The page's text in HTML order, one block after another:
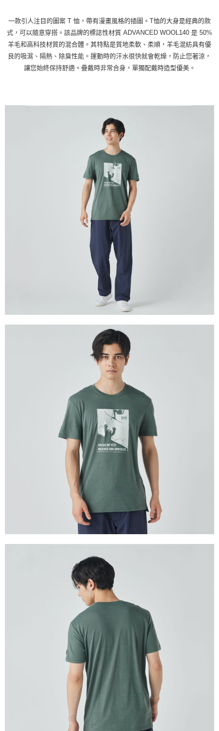
每筆NT$100，滿NT$2,000(含以上)免運費
一般7-11取貨
每筆NT$100
7-11超取(2000以上免運)
每筆NT$100，滿NT$2,000(含以上)免運費
一款引人注目的圖案 T 恤，帶有漫畫風格的插圖。T恤的大身是經典的款
式，可以隨意穿搭。該品牌的標誌性材質 ADVANCED WOOL140 是 50%
羊毛和高科技材質的混合體。其特點是質地柔軟、柔順，羊毛混紡具有優
良的吸濕、隔熱、除臭性能。運動時的汗水很快就會乾燥，防止您著涼，
讓您始終保持舒適。疊戴時非常合身，單獨配戴時造型優美。